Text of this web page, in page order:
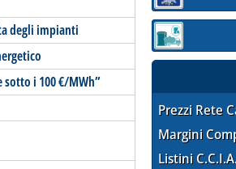
degli impianti
sotto i 100 €/MWh”
Sezione:
Prezzi Rete
Margini
Listini